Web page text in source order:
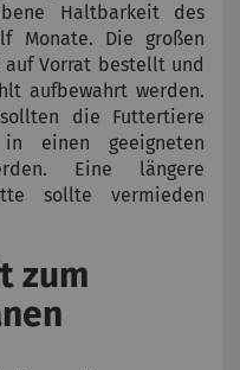
Haltbarkeit des
Monate. Die großen
auf Vorrat bestellt und
aufbewahrt werden.
die Futtertiere
einen geeigneten
Eine längere
sollte vermieden
zum